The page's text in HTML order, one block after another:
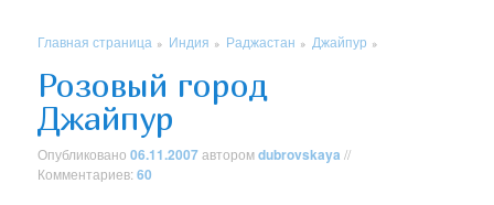
Главная страница » Индия » Раджастан » Джайпур »
Розовый город
Джайпур
Опубликовано06.11.2007авторомdubrovskaya //
Комментариев:60